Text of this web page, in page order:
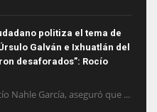
politiza el tema de
Galván e Ixhuatlán del
desaforados”: Rocío
Nahle García, aseguró que ...